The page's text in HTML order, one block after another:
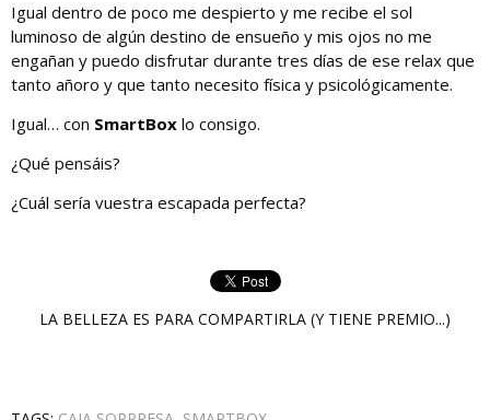
Igual dentro de poco me despierto y me recibe el sol
luminoso de algún destino de ensueño y mis ojos no me
engañan y puedo disfrutar durante tres días de ese relax que
tanto añoro y que tanto necesito física y psicológicamente.
Igual… con SmartBox lo consigo.
¿Qué pensáis?
¿Cuál sería vuestra escapada perfecta?
LA BELLEZA ES PARA COMPARTIRLA (Y TIENE PREMIO...)